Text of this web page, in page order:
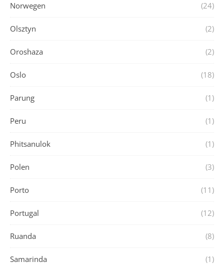
Norwegen (24)
Olsztyn (2)
Oroshaza (2)
Oslo (18)
Parung (1)
Peru (1)
Phitsanulok (1)
Polen (3)
Porto (11)
Portugal (12)
Ruanda (8)
Samarinda (1)